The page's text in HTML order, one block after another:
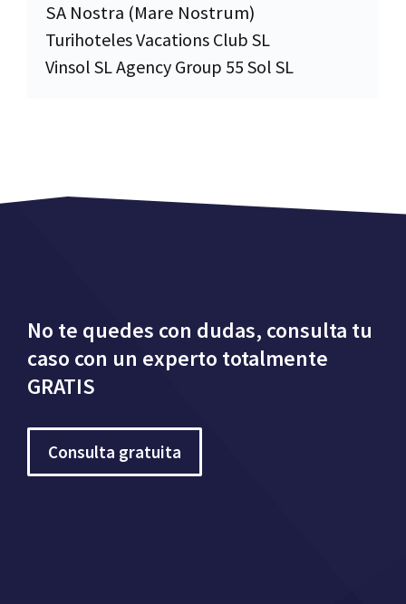
SA Nostra (Mare Nostrum)
Turihoteles Vacations Club SL
Vinsol SL Agency Group 55 Sol SL
No te quedes con dudas, consulta tu
caso con un experto totalmente
GRATIS
Consulta gratuita